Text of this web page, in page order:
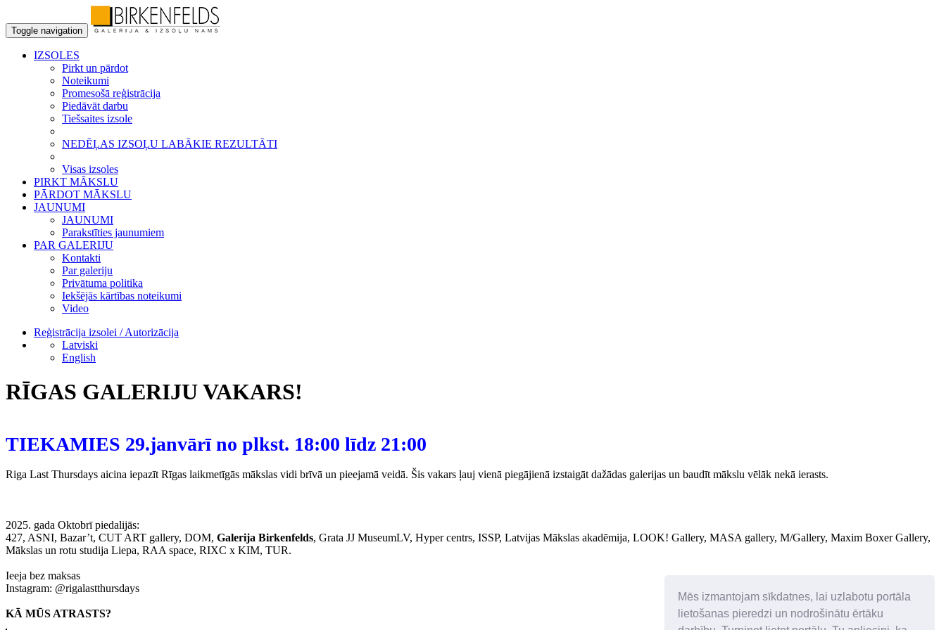
Mēs izmantojam sīkdatnes, lai uzlabotu portāla
lietošanas pieredzi un nodrošinātu ērtāku
Toggle navigation
IZSOLES
Pirkt un pārdot
Noteikumi
Promesošā reģistrācija
Piedāvāt darbu
Tiešsaites izsole
NEDĒĻAS IZSOĻU LABĀKIE REZULTĀTI
Visas izsoles
PIRKT MĀKSLU
PĀRDOT MĀKSLU
JAUNUMI
JAUNUMI
Parakstīties jaunumiem
PAR GALERIJU
Kontakti
Par galeriju
Privātuma politika
Iekšējās kārtības noteikumi
Video
Reģistrācija izsolei / Autorizācija
Latviski
English
RĪGAS GALERIJU VAKARS!
TIEKAMIES 29.janvārī no plkst. 18:00 līdz 21:00
Riga Last Thursdays aicina iepazīt Rīgas laikmetīgās mākslas vidi brīvā un pieejamā veidā. Šis vakars ļauj vienā piegājienā izstaigāt dažādas galerijas un baudīt mākslu vēlāk nekā ierasts.
2025. gada Oktobrīpiedalijās:
427, ASNI, Bazar’t, CUT ART gallery, DOM, Galerija Birkenfelds, Grata JJ MuseumLV, Hyper centrs, ISSP, Latvijas Mākslas akadēmija, LOOK! Gallery, MASA gallery, M/Gallery, Maxim Boxer Gallery,
Mākslas un rotu studija Liepa, RAA space, RIXC x KIM, TUR.
Ieeja bez maksas
Instagram: @rigalastthursdays
KĀ MŪS ATRASTS?